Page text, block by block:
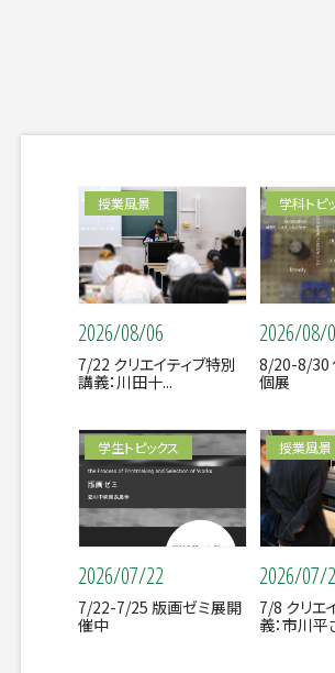
授業風景
2026/08/06
7/22 クリエイティブ特別
講義：川田十...
学科トピ
2026/08/
8/20-8/30
個展
学生トピックス
2026/07/22
7/22-7/25 版画ゼミ展開
催中
授業風景
2026/07/
7/8 クリエ
義：市川平